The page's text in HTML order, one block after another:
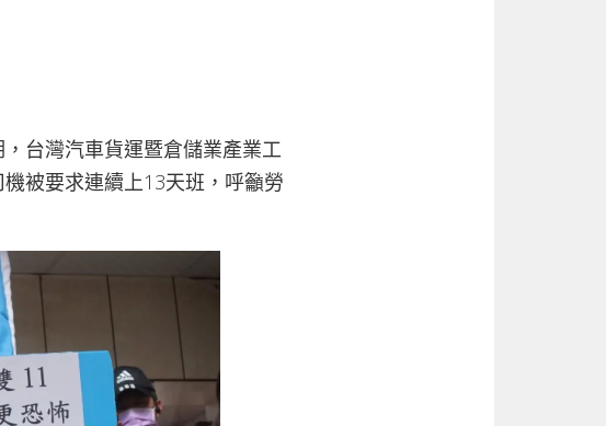
台灣汽車貨運暨倉儲業產業工
被要求連續上13天班，呼籲勞